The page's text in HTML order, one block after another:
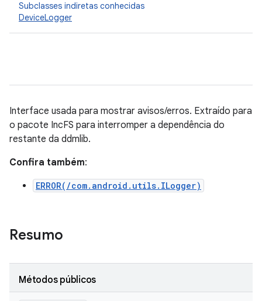
Subclasses indiretas conhecidas
DeviceLogger
Interface usada para mostrar avisos/erros. Extraído para
o pacote IncFS para interromper a dependência do
restante da ddmlib.
Confira também:
ERROR(/com.android.utils.ILogger)
Resumo
Métodos públicos